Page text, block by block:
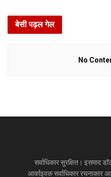
बेसी पढ़ल गेल
No
सर्वाधिकार सुरक्षित। इसमाद
आर्काइवक सर्वाधिकार रचनाकार